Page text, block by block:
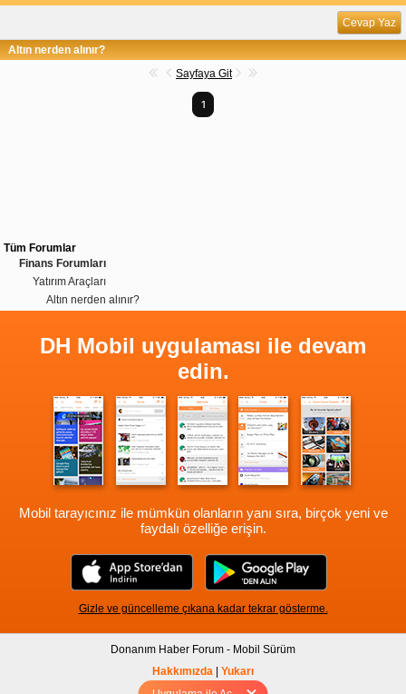
Cevap Yaz
Altın nerden alınır?
Sayfaya Git
1
Tüm Forumlar
Finans Forumları
Yatırım Araçları
Altın nerden alınır?
DH Mobil uygulaması ile devam
edin.
Mobil tarayıcınız ile mümkün olanların yanı sıra, birçok yeni ve
faydalı özelliğe erişin.
Gizle ve güncelleme çıkana kadar tekrar gösterme.
Donanım Haber Forum - Mobil Sürüm
Hakkımızda
Yukarı